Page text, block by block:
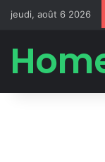
jeudi, août 6 2026